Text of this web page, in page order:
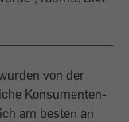
von der
Konsumenten-
am besten an